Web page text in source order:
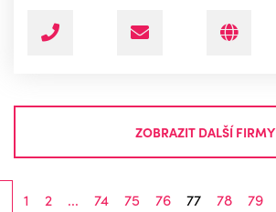
ZOBRAZIT DALŠÍ FIRMY
1 2 ... 74 75 76 77 78 79